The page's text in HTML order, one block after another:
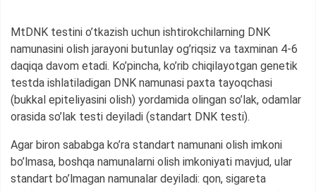
MtDNK testini o’tkazish uchun ishtirokchilarning DNK
namunasini olish jarayoni butunlay og’riqsiz va taxminan 4-6
daqiqa davom etadi. Ko’pincha, ko’rib chiqilayotgan genetik
testda ishlatiladigan DNK namunasi paxta tayoqchasi
(bukkal epiteliyasini olish) yordamida olingan so’lak, odamlar
orasida so’lak testi deyiladi (standart DNK testi).
Agar biron sababga ko’ra standart namunani olish imkoni
bo’lmasa, boshqa namunalarni olish imkoniyati mavjud, ular
standart bo’lmagan namunalar deyiladi: qon, sigareta